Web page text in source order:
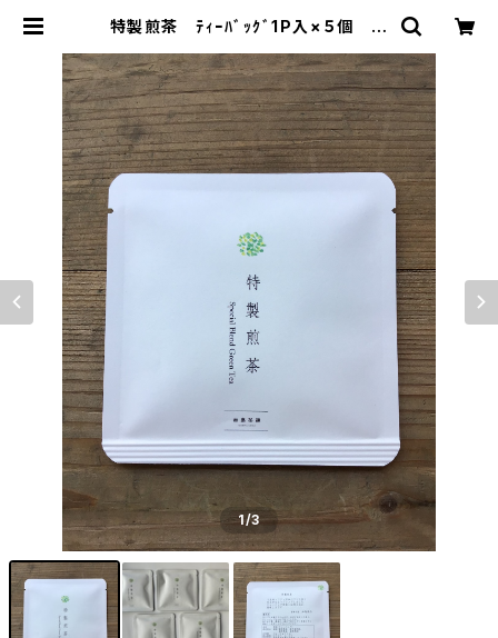
特製煎茶 ﾃｨｰﾊﾞｯｸﾞ1P入×５個
り 島根ギフト プレゼント 煎茶
緑茶 日本茶 ティータイム オリジ
ナルのお茶 ブレンド 国内産 | 加
島茶舗
1/3